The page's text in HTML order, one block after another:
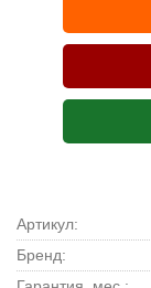
Артикул:
Бренд: